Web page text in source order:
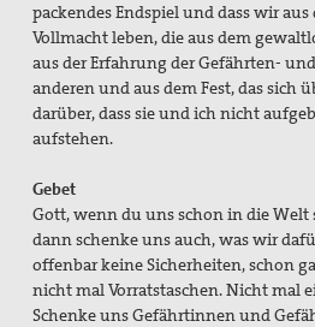
packendes Endspiel und dass wir
Vollmacht leben, die aus dem
aus der Erfahrung der Gefährten-
anderen und aus dem Fest, das sich
darüber, dass sie und ich nicht
aufstehen.
Gebet
Gott, wenn du uns schon in die Welt
dann schenke uns auch, was wir
offenbar keine Sicherheiten, schon
nicht mal Vorratstaschen. Nicht mal
Schenke uns Gefährtinnen und